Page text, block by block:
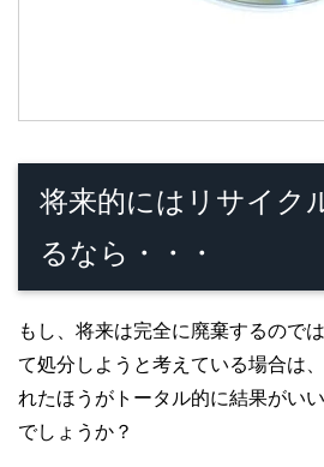
将来的にはリサイク
るなら・・・
もし、将来は完全に廃棄するので
て処分しようと考えている場合は
れたほうがトータル的に結果がい
でしょうか？